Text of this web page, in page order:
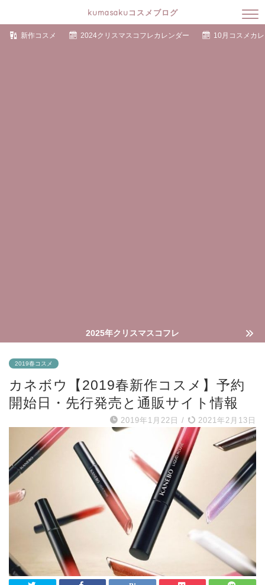
kumasakuコスメブログ
新作コスメ 2024クリスマスコフレカレンダー 10月コスメカ
2025年クリスマスコフレ
2019春コスメ
カネボウ【2019春新作コスメ】予約
開始日・先行発売と通販サイト情報
2019年1月22日 / 2021年2月13日